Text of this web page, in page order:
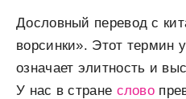
Дословный перевод с
ворсинки». Этот термин
означает элитность и
У нас в стране слово